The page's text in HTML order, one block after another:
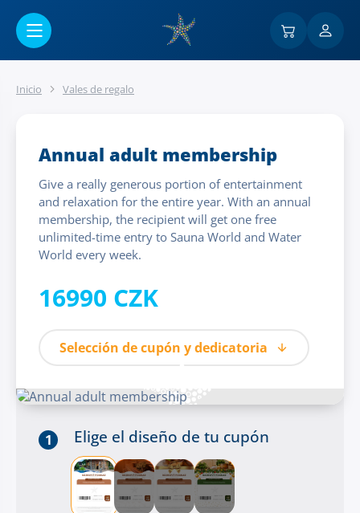
Inicio Vales de regalo
Annual adult membership
Give a really generous portion of entertainment
and relaxation for the entire year. With an annual
membership, the recipient will get one free
unlimited-time entry to Sauna World and Water
World every week.
16990 CZK
Selección de cupón y dedicatoria
1 Elige el diseño de tu cupón